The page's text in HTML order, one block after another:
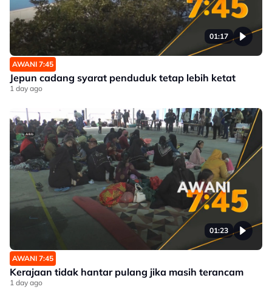
01:17
AWANI 7:45
Jepun cadang syarat penduduk tetap lebih ketat
1 day ago
01:23
AWANI 7:45
Kerajaan tidak hantar pulang jika masih terancam
1 day ago